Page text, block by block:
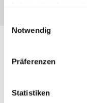
Notwendig
Präferenzen
Statistiken
FAKTEN